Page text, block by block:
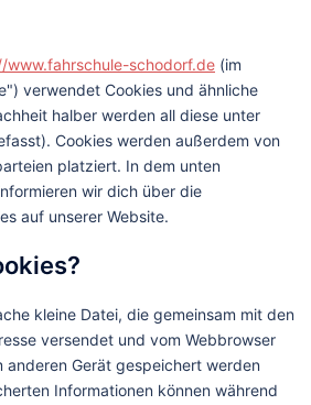
www.fahrschule-schodorf.de (im
verwendet Cookies und ähnliche
halber werden all diese unter
Cookies werden außerdem von
platziert. In dem unten
wir dich über die
auf unserer Website.
kleine Datei, die gemeinsam mit den
versendet und vom Webbrowser
anderen Gerät gespeichert werden
Informationen können während